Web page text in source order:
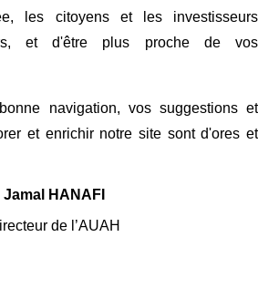
les citoyens et les investisseurs
et d'être plus proche de vos
navigation, vos suggestions et
et enrichir notre site sont d'ores et
Jamal HANAFI
de l’AUAH